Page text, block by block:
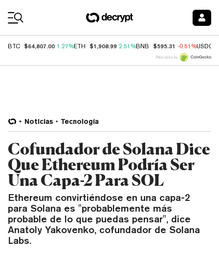
BTC $64,807.00 1.27%ETH $1,908.99 2.51%BNB $595.31 -0.51%USDC
Price data by
Noticias Tecnología
Cofundador de Solana Dice
Que Ethereum Podría Ser
Una Capa-2 Para SOL
Ethereum convirtiéndose en una capa-2
para Solana es "probablemente más
probable de lo que puedas pensar", dice
Anatoly Yakovenko, cofundador de Solana
Labs.